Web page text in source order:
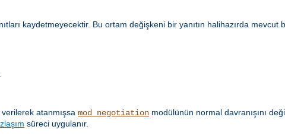
kaydetmeyecektir. Bu ortam değişkeni bir yanıtın halihazırda
atanmışsa mod_negotiation modülünün normal davranışını
süreci uygulanır.